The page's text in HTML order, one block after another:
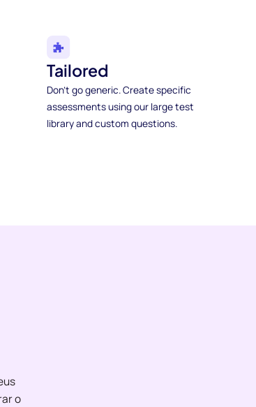
Tailored
Don't go generic. Create specific
assessments using our large test
library and custom questions.
o